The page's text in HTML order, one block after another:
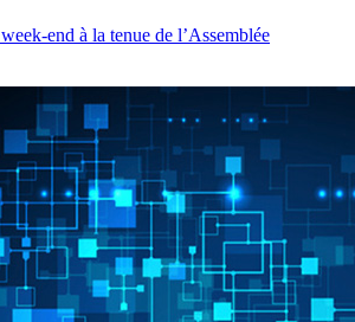
end à la tenue de l’Assemblée